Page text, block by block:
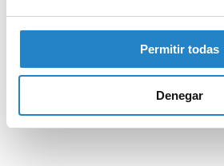
Permitir todas
Denegar